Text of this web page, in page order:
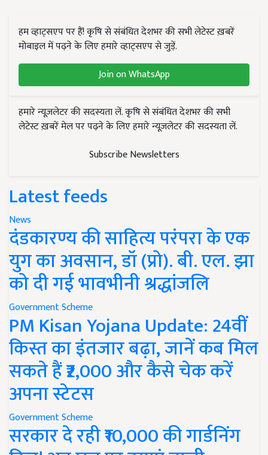
हम व्हाट्सएप पर हैं! कृषि से संबंधित देशभर की सभी लेटेस्ट ख़बरें
मोबाइल में पढ़ने के लिए हमारे व्हाट्सएप से जुड़ें.
Join on WhatsApp
हमारे न्यूज़लेटर की सदस्यता लें. कृषि से संबंधित देशभर की सभी
लेटेस्ट ख़बरें मेल पर पढ़ने के लिए हमारे न्यूज़लेटर की सदस्यता लें.
Subscribe Newsletters
Latest feeds
News
दंडकारण्य की साहित्य परंपरा के एक
युग का अवसान, डॉ (प्रो). बी. एल. झा
को दी गई भावभीनी श्रद्धांजलि
Government Scheme
PM Kisan Yojana Update: 24वीं
किस्त का इंतजार बढ़ा, जानें कब मिल
सकते हैं ₹2,000 और कैसे चेक करें
अपना स्टेटस
Government Scheme
सरकार दे रही ₹10,000 की गार्डनिंग